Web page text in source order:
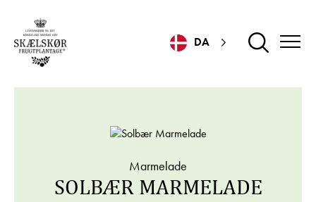
DA
Marmelade
SOLBÆR MARMELADE